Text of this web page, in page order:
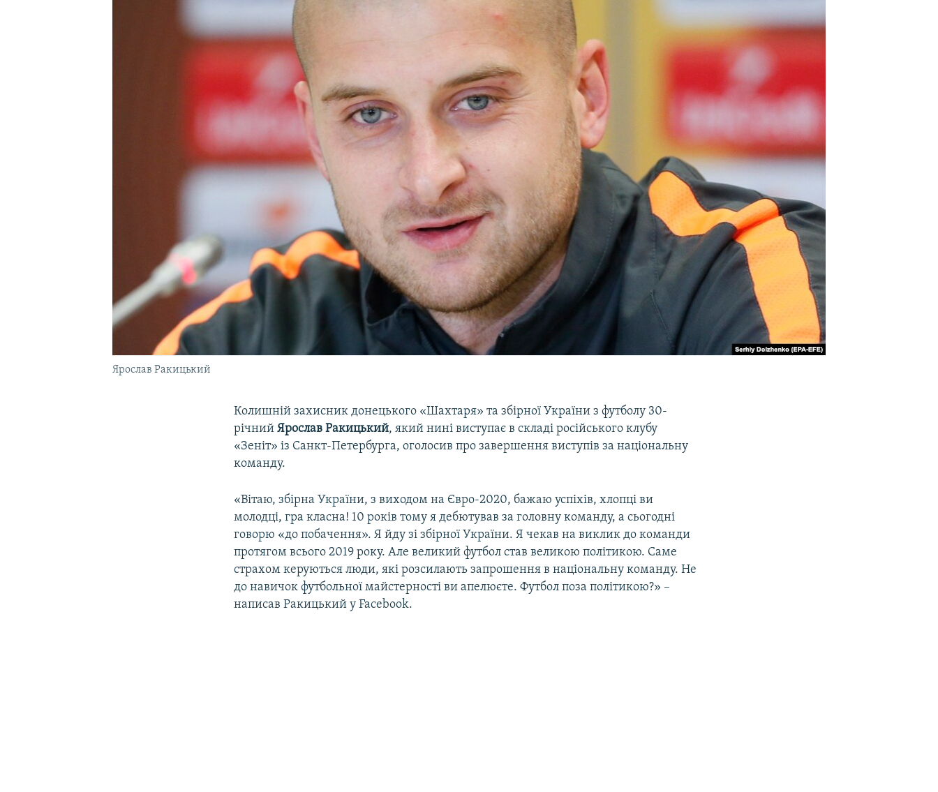
Ярослав Ракицький
Колишній захисник донецького «Шахтаря» та збірної України з футболу 30-
річнийЯрослав Ракицький, який нині виступає в складі російського клубу
«Зеніт» із Санкт-Петербурга, оголосив про завершення виступів за національну
команду.
«Вітаю, збірна України, з виходом на Євро-2020, бажаю успіхів, хлопці ви
молодці, гра класна! 10 років тому я дебютував за головну команду, а сьогодні
говорю «до побачення». Я йду зі збірної України. Я чекав на виклик до команди
протягом всього 2019 року. Але великий футбол став великою політикою. Саме
страхом керуються люди, які розсилають запрошення в національну команду. Не
до навичок футбольної майстерності ви апелюєте. Футбол поза політикою?» –
написав Ракицький у Facebook.